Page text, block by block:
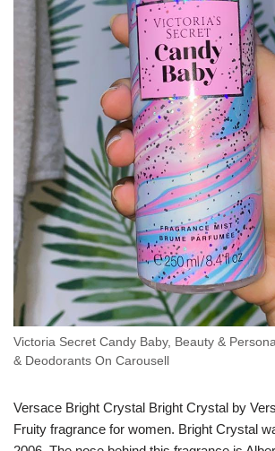
Victoria Secret Candy Baby, Beauty &
& Deodorants On Carousell
Versace Bright Crystal Bright Crystal by
Fruity fragrance for women. Bright Crystal